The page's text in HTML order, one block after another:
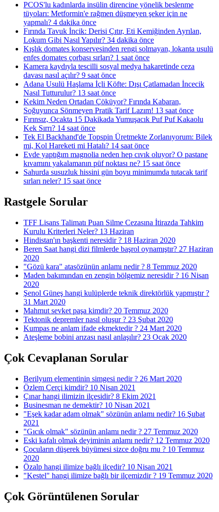
PCOS'lu kadınlarda insülin direncine yönelik beslenme
tüyoları: Metformin'e rağmen düşmeyen şeker için ne
yapmalı? 4 dakika önce
Fırında Tavuk İncik: Derisi Çıtır, Eti Kemiğinden Ayrılan,
Lokum Gibi Nasıl Yapılır? 34 dakika önce
Kışlık domates konservesinden rengi solmayan, lokanta usulü
enfes domates çorbası sırları? 1 saat önce
Kamera kaydıyla tescilli sosyal medya hakaretinde ceza
davası nasıl açılır? 9 saat önce
Adana Usulü Haşlama İçli Köfte: Dışı Çatlamadan İncecik
Nasıl Tutturulur? 13 saat önce
Kekim Neden Ortadan Çöküyor? Fırında Kabaran,
Soğuyunca Sönmeyen Pratik Tarif Lazım! 13 saat önce
Fırınsız, Ocakta 15 Dakikada Yumuşacık Puf Puf Kakaolu
Kek Sırrı? 14 saat önce
Tek El Backhand'de Topspin Üretmekte Zorlanıyorum: Bilek
mi, Kol Hareketi mi Hatalı? 14 saat önce
Evde yaptığım magnolia neden hep cıvık oluyor? O pastane
kıvamını yakalamanın püf noktası ne? 15 saat önce
Sahurda susuzluk hissini gün boyu minimumda tutacak tarif
sırları neler? 15 saat önce
Rastgele Sorular
TFF Lisans Talimatı Puan Silme Cezasına İtirazda Tahkim
Kurulu Kriterleri Neler? 13 Haziran
Hindistan'ın başkenti neresidir ? 18 Haziran 2020
Beren Saat hangi dizi filmlerde başrol oynamıştır? 27 Haziran
2020
"Gözü kara" atasözünün anlamı nedir ? 8 Temmuz 2020
Maden bakımından en zengin bölgemiz neresidir ? 16 Nisan
2020
Şenol Güneş hangi kulüplerde teknik direktörlük yapmıştır ?
31 Mart 2020
Mahmut sevket paşa kimdir? 20 Temmuz 2020
Tektonik depremler nasıl oluşur ? 23 Şubat 2020
Kumpas ne anlam ifade ekmektedir ? 24 Mart 2020
Ateşleme bobini arızası nasıl anlaşılır? 23 Ocak 2020
Çok Cevaplanan Sorular
Berilyum elementinin simgesi nedir ? 26 Mart 2020
Özlem Çerçi kimdir? 10 Nisan 2021
Çınar hangi ilimizin ilçesidir? 8 Ekim 2021
Businesman ne demektir? 10 Nisan 2021
"Eşek kadar adam olmak" sözünün anlamı nedir? 16 Şubat
2021
"Gıcık olmak" sözünün anlamı nedir ? 27 Temmuz 2020
Eski kafalı olmak deyiminin anlamı nedir? 12 Temmuz 2020
Çocuların düşerek büyümesi sizce doğru mu ? 10 Temmuz
2020
Özalp hangi ilimize bağlı ilçedir? 10 Nisan 2021
"Kestel" hangi ilimize bağlı bir ilçemizdir ? 19 Temmuz 2020
Çok Görüntülenen Sorular